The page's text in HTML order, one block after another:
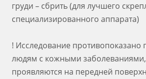
груди – сбрить (для лучшего
специализированного аппарата)
! Исследование противопоказано
людям с кожными
проявляются на передней